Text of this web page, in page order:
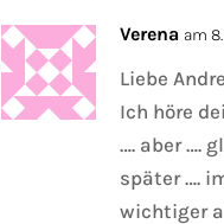
Verena am
Liebe
Ich höre
…. aber ….
später ….
wichtiger